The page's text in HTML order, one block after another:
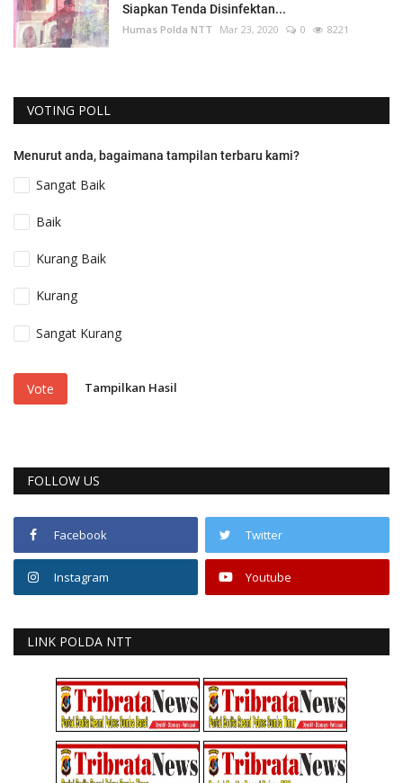
Siapkan Tenda Disinfektan...
Humas Polda NTT Mar 23, 2020 0 8221
VOTING POLL
Menurut anda, bagaimana tampilan terbaru kami?
Sangat Baik
Baik
Kurang Baik
Kurang
Sangat Kurang
Vote Tampilkan Hasil
FOLLOW US
Facebook Twitter
Instagram Youtube
LINK POLDA NTT